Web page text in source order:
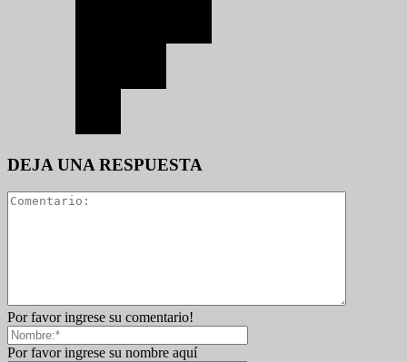
DEJA UNA RESPUESTA
Por favor ingrese su comentario!
Por favor ingrese su nombre aquí